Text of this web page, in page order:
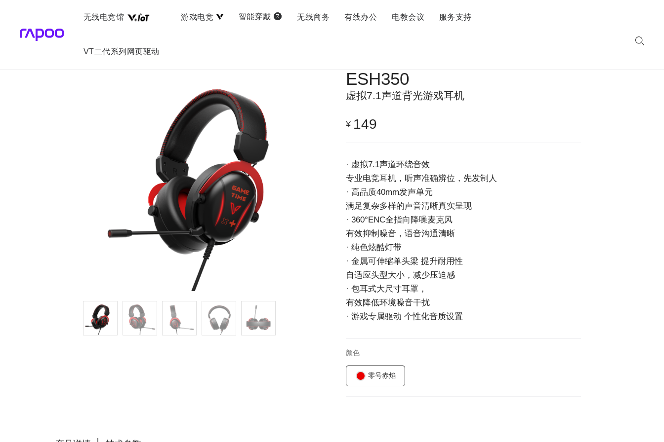
无线电竞馆 游戏电竞 智能穿戴 无线商务 有线办公 电教会议 服务支持
VT二代系列网页驱动
ESH350
虚拟7.1声道背光游戏耳机
¥ 149
· 虚拟7.1声道环绕音效
专业电竞耳机，听声准确辨位，先发制人
· 高品质40mm发声单元
满足复杂多样的声音清晰真实呈现
· 360°ENC全指向降噪麦克风
有效抑制噪音，语音沟通清晰
· 纯色炫酷灯带
· 金属可伸缩单头梁 提升耐用性
自适应头型大小，减少压迫感
· 包耳式大尺寸耳罩，
有效降低环境噪音干扰
· 游戏专属驱动 个性化音质设置
颜色
零号赤焰